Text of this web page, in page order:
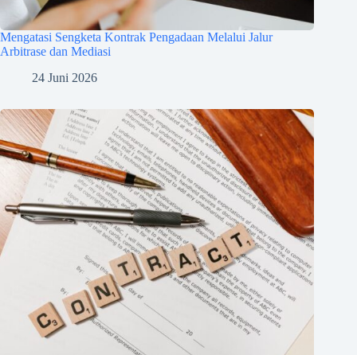
Mengatasi Sengketa Kontrak Pengadaan Melalui Jalur
Arbitrase dan Mediasi
24 Juni 2026